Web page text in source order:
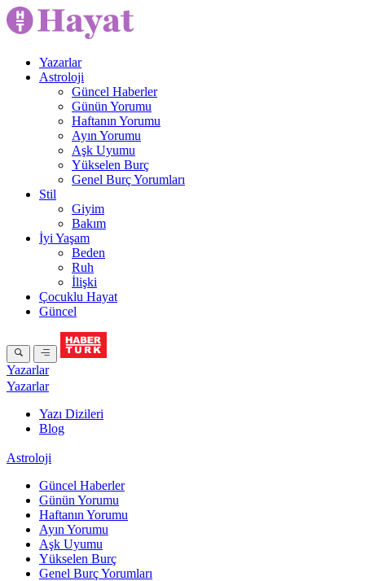
Yazarlar
Astroloji
Güncel Haberler
Günün Yorumu
Haftanın Yorumu
Ayın Yorumu
Aşk Uyumu
Yükselen Burç
Genel Burç Yorumları
Stil
Giyim
Bakım
İyi Yaşam
Beden
Ruh
İlişki
Çocuklu Hayat
Güncel
Yazarlar
Yazarlar
Yazı Dizileri
Blog
Astroloji
Güncel Haberler
Günün Yorumu
Haftanın Yorumu
Ayın Yorumu
Aşk Uyumu
Yükselen Burç
Genel Burç Yorumları